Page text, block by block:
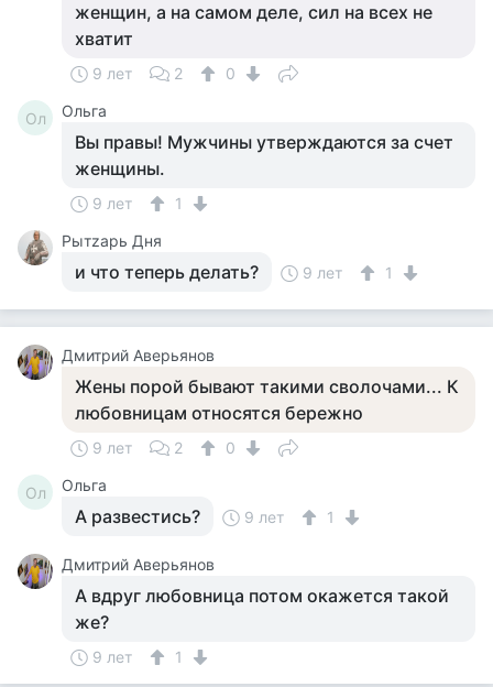
женщин, а на самом деле, сил на всех не
хватит
9 лет 2 0
Ол Ольга
Вы правы! Мужчины утверждаются за счет
женщины.
9 лет
1
Рытzарь Дня
и что теперь делать? 9 лет 1
Дмитрий Аверьянов
Жены порой бывают такими сволочами... К
любовницам относятся бережно
9 лет 2 0
Ол Ольга
А развестись? 9 лет 1
Дмитрий Аверьянов
А вдруг любовница потом окажется такой
же?
9 лет 1